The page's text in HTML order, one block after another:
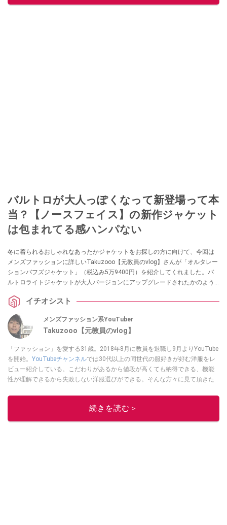
バルトロが大人っぽくなって新登場って本
当？【ノースフェイス】の新作ジャケット
は包まれてる感ハンパない
冬に着られるおしゃれなあったかジャケットをお探しの方に向けて、今回は
メンズファッションに詳しいTakuzooo【元教員のvlog】さんが「オルタレー
ションバフズジャケット」（税込み5万9400円）を紹介してくれました。バ
ルトロライトジャケットが大人バージョンにアップグレードされたかのよう
イチオシスト
メンズファッション系YouTuber
Takuzooo【元教員のvlog】
「ファッション」を愛する31歳。2018年8月に教員を退職し9月よりYouTube
を開始。 YouTubeチャンネルでは30代以上の同世代の服好きが好む洋服をレ
ビュー紹介している。こだわりがあるから値段が高くても納得できる、機能
性が理解できるから失敗しない洋服選びができる。そんな方々に見て頂きた
このイチオシストの他の記事を読む
続きを読む＞